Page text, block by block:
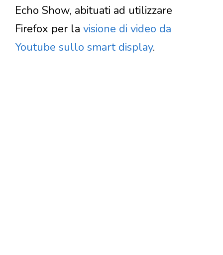
Echo Show, abituati ad utilizzare
Firefox per la visione di video da
Youtube sullo smart display.